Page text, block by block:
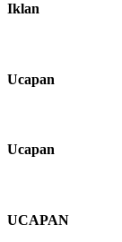
Iklan
Ucapan
Ucapan
UCAPAN